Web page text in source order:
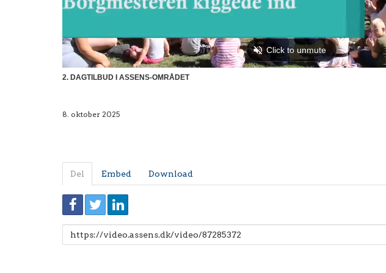
2. DAGTILBUD I ASSENS-OMRÅDET
8. oktober 2025
Del Embed Download
Link